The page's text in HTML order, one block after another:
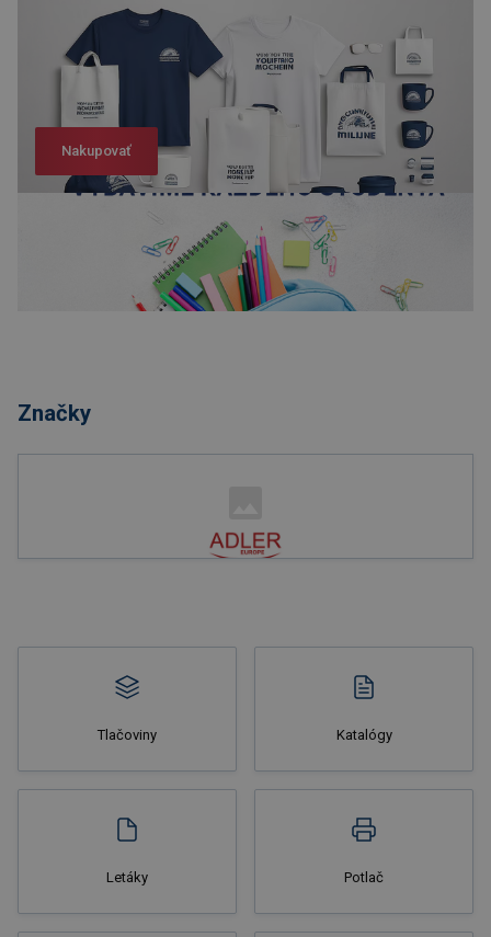
Nakupovať
Značky
Tlačoviny Katalógy
Letáky Potlač